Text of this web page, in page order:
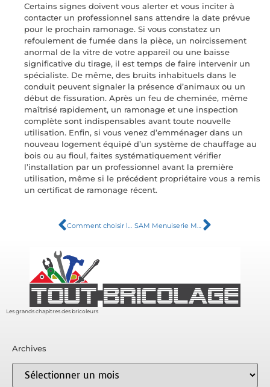
Certains signes doivent vous alerter et vous inciter à
contacter un professionnel sans attendre la date prévue
pour le prochain ramonage. Si vous constatez un
refoulement de fumée dans la pièce, un noircissement
anormal de la vitre de votre appareil ou une baisse
significative du tirage, il est temps de faire intervenir un
spécialiste. De même, des bruits inhabituels dans le
conduit peuvent signaler la présence d’animaux ou un
début de fissuration. Après un feu de cheminée, même
maîtrisé rapidement, un ramonage et une inspection
complète sont indispensables avant toute nouvelle
utilisation. Enfin, si vous venez d’emménager dans un
nouveau logement équipé d’un système de chauffage au
bois ou au fioul, faites systématiquement vérifier
l’installation par un professionnel avant la première
utilisation, même si le précédent propriétaire vous a remis
un certificat de ramonage récent.
Comment choisir les meilleurs pneus agricole pour tracteur selon vos besoins SAM Menuiserie Marignane : experts en portes et fenêtres Aluminium et PVC pour votre rénovation
Les grands chapitres des bricoleurs
Archives